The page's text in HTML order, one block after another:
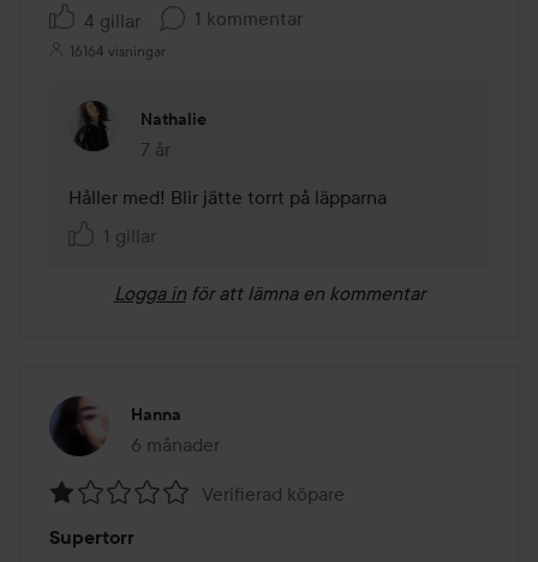
4 gillar
1 kommentar
16164 visningar
Nathalie
7 år
Kommentaren lades 7 år
Håller med! Blir jätte torrt på läpparna
1 gillar
Logga in för att lämna en kommentar
Hanna
6 månader
Inlägget skapades 6 månader
1
Verifierad köpare
Supertorr